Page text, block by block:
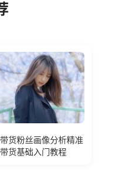
货粉丝画像分析精准
带货基础入门教程